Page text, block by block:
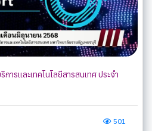
ารและเทคโนโลยีสารสนเทศ ประจำ
501